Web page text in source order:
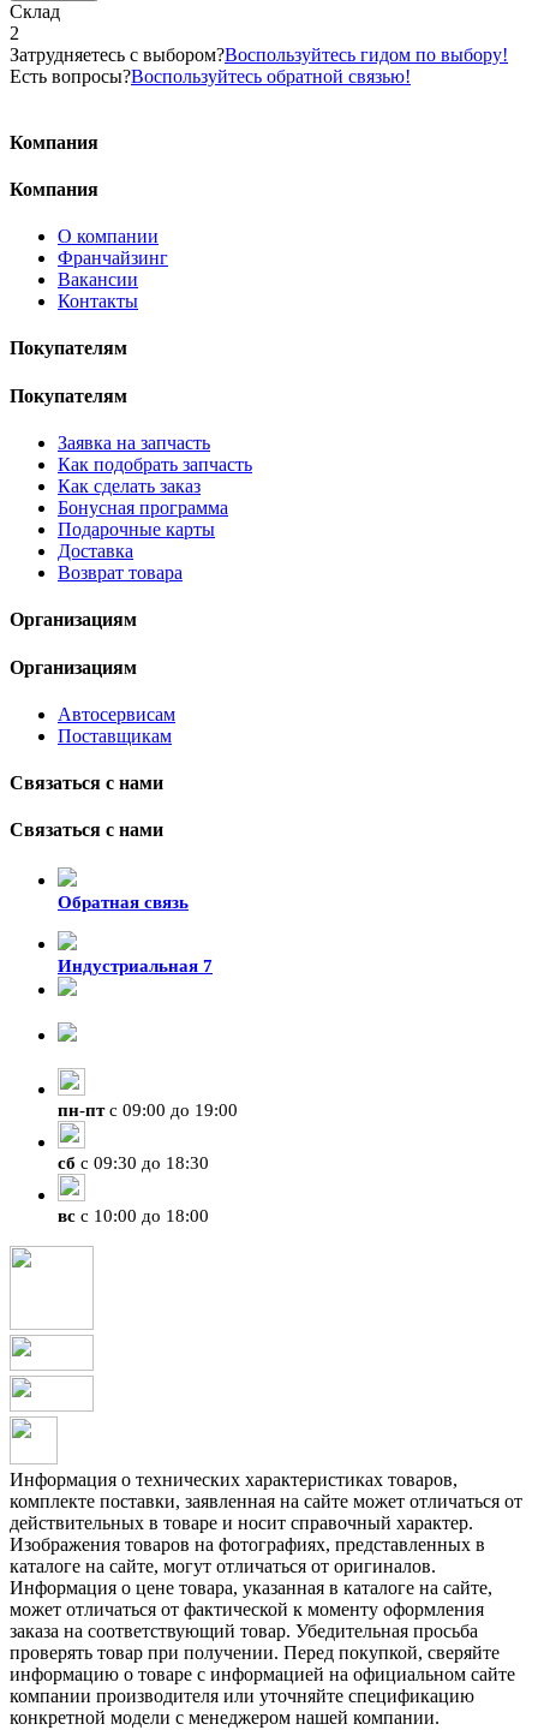
Склад
2
Затрудняетесь с выбором?Воспользуйтесь гидом по выбору!
Есть вопросы?Воспользуйтесь обратной связью!
Компания
Компания
О компании
Франчайзинг
Вакансии
Контакты
Покупателям
Покупателям
Заявка на запчасть
Как подобрать запчасть
Как сделать заказ
Бонусная программа
Подарочные карты
Доставка
Возврат товара
Организациям
Организациям
Автосервисам
Поставщикам
Связаться с нами
Связаться с нами
Обратная связь
Индустриальная 7
пн-птс 09:00 до 19:00
сб с 09:30 до 18:30
вс с 10:00 до 18:00
Информация о технических характеристиках товаров,
комплекте поставки, заявленная на сайте может отличаться от
действительных в товаре и носит справочный характер.
Изображения товаров на фотографиях, представленных в
каталоге на сайте, могут отличаться от оригиналов.
Информация о цене товара, указанная в каталоге на сайте,
может отличаться от фактической к моменту оформления
заказа на соответствующий товар. Убедительная просьба
проверять товар при получении. Перед покупкой, сверяйте
информацию о товаре с информацией на официальном сайте
компании производителя или уточняйте спецификацию
конкретной модели с менеджером нашей компании.